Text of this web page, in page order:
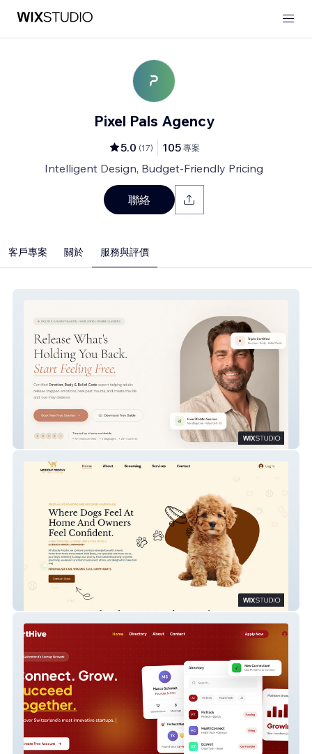
Pixel Pals Agency
5.0 (17) 105 專案
Intelligent Design, Budget-Friendly Pricing
聯絡
客戶專案 關於 服務與評價
Start Feeling Free
Moochy Poochy